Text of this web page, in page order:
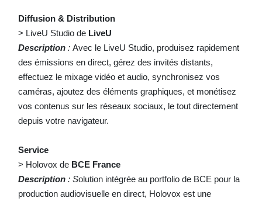
Diffusion & Distribution
> LiveU Studio de LiveU
Description: Avec le LiveU Studio, produisez rapidement
des émissions en direct, gérez des invités distants,
effectuez le mixage vidéo et audio, synchronisez vos
caméras, ajoutez des éléments graphiques, et monétisez
vos contenus sur les réseaux sociaux, le tout directement
depuis votre navigateur.
Service
> Holovox de BCE France
Description: Solution intégrée au portfolio de BCE pour la
production audiovisuelle en direct, Holovox est une